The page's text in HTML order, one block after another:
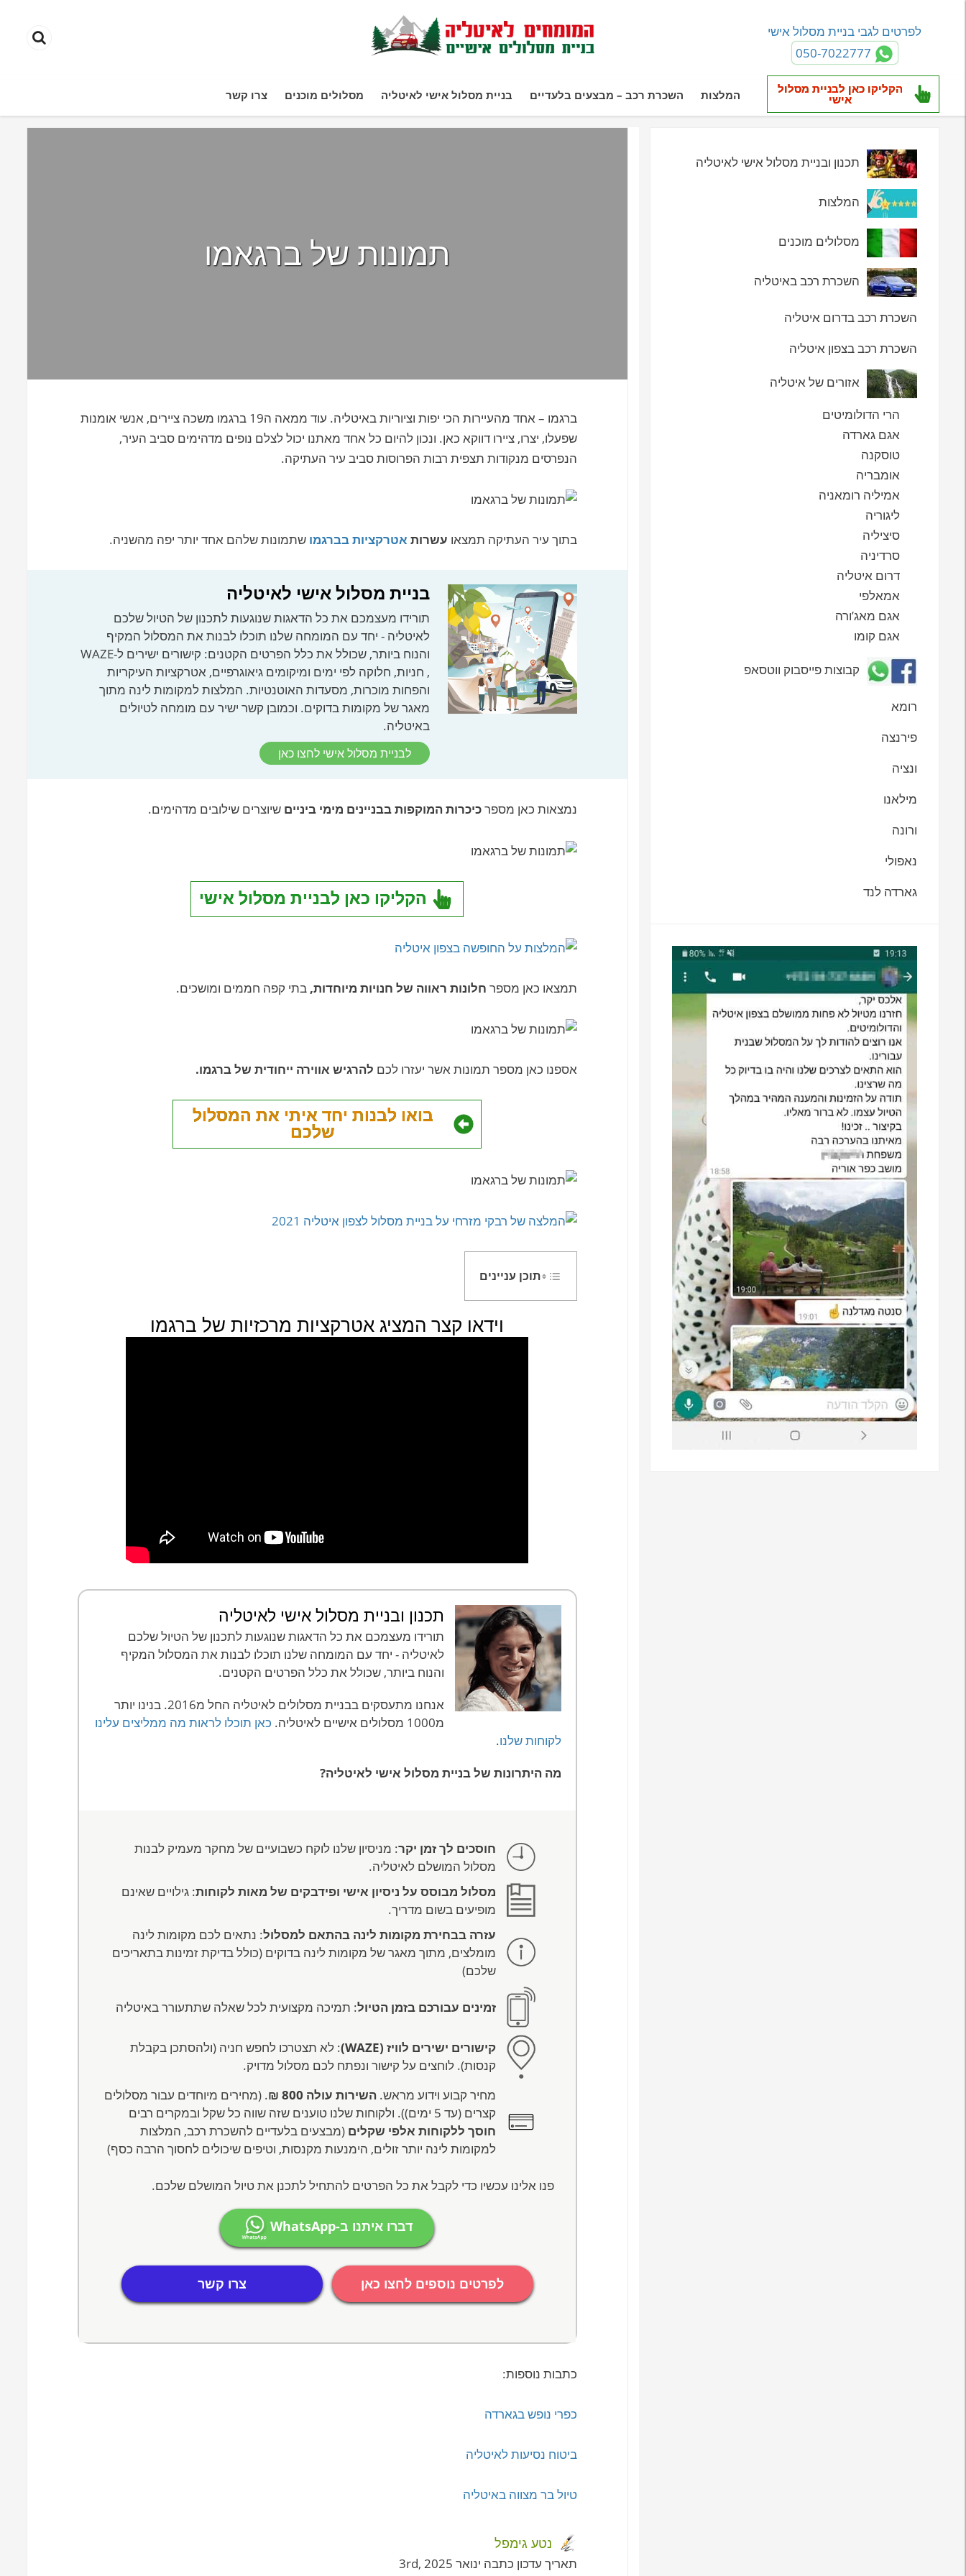
לפרטים לגבי בניית מסלול אישי
המלצות השכרת רכב – מבצעים בלעדיים בניית מסלול אישי לאיטליה מסלולים מוכנים צרו קשר
הקליקו כאן לבניית מסלול
אישי
תמונות של ברגאמו
ברגמו – אחד מהעיירות הכי יפות וציוריות באיטליה. עוד ממאה ה19 ברגמו משכה ציירים, אנשי אומנות
שפעלו, יצרו, ציירו דווקא כאן. ונכון להיום כל אחד מאתנו יכול לצלם נופים מדהימים סביב העיר,
הנפרסים מנקודות תצפית רבות הפרוסות סביב עיר העתיקה.
בתוך עיר העתיקה תמצאו עשרות אטרקציות בברגמו שתמונות שלהם אחד יותר יפה מהשניה.
בניית מסלול אישי לאיטליה
תורידו מעצמכם את כל הדאגות שנוגעות לתכנון של הטיול שלכם
לאיטליה - יחד עם המומחה שלנו תוכלו לבנות את המסלול המקיף
והנוח ביותר, שכולל את כלל הפרטים הקטנים: קישורים ישירים ל-WAZE
, חניות, חלוקה לפי ימים ומיקומים גיאוגרפיים, אטרקציות העיקריות
והפחות מוכרות, מסעדות האוטנטיות. המלצות למקומות לינה מתוך
מאגר של מקומות בדוקים. וכמובן קשר ישיר עם מומחה לטיולים
באיטליה.
לבניית מסלול אישי לחצו כאן
נמצאות כאן מספרכיכרות המוקפות בבניינים מימי ביניים שיוצרים שילובים מדהימים.
הקליקו כאן לבניית מסלול אישי
תמצאו כאן מספר חלונות ראווה של חנויות מיוחדות, בתי קפה חממים ומושכים.
אספנו כאן מספר תמונות אשר יעזרו לכם להרגיש אווירה ייחודית של ברגמו.
בואו לבנות יחד איתי את המסלול
שלכם
תוכן עניינים
וידאו קצר המציג אטרקציות מרכזיות של ברגמו
תכנון ובניית מסלול אישי לאיטליה
תורידו מעצמכם את כל הדאגות שנוגעות לתכנון של הטיול שלכם
לאיטליה - יחד עם המומחה שלנו תוכלו לבנות את המסלול המקיף
והנוח ביותר, שכולל את כלל הפרטים הקטנים.
אנחנו מתעסקים בבניית מסלולים לאיטליה החל מ2016. בנינו יותר
מ1000 מסלולים אישיים לאיטליה.
כאן תוכלו לראות מה ממליצים עלינו
לקוחות שלנו.
מה היתרונות של בניית מסלול אישי לאיטליה?
חוסכים לך זמן יקר: מניסיון שלנו לוקח כשבועיים של מחקר מעמיק לבנות
מסלול המושלם לאיטליה.
מסלול מבוסס על ניסיון אישי ופידבקים של מאות לקוחות: גילויים שאינם
מופיעים בשום מדריך.
עזרה בבחירת מקומות לינה בהתאם למסלול: נתאים לכם מקומות לינה
מומלצים, מתוך מאגר של מקומות לינה בדוקים (כולל בדיקת זמינות בתאריכים
שלכם)
זמינים עבורכם בזמן הטיול: תמיכה מקצועית לכל שאלה שתתעורר באיטליה
קישורים ישירים לוויז (WAZE)
: לא תצטרכו לחפש חניה (ולהסתכן בקבלת
קנסות). לוחצים על קישור ונפתח לכם מסלול מדויק.
מחיר קבוע וידוע מראש.השירות עולה 800 ₪
. (מחירים מיוחדים עבור מסלולים
קצרים (עד 5 ימים)). ולקוחות שלנו טוענים שזה שווה כל שקל ובמקרים רבים
חוסך ללקוחות אלפי שקלים (מבצעים בלעדיים להשכרת רכב, המלצות
למקומות לינה יותר זולים, הימנעות מקנסות, וטיפים שיכולים לחסוך הרבה כסף)
פנו אלינו עכשיו כדי לקבל את כל הפרטים להתחיל לתכנן את טיול המושלם שלכם.
דברו איתנו ב-WhatsApp
לפרטים נוספים לחצו כאן צרו קשר
כתבות נוספות:
כפרי נופש בגארדה
ביטוח נסיעות לאיטליה
טיול בר מצווה באיטליה
נטע גימפל
תאריך עדכון כתבה ינואר 3rd, 2025
תכנון ובניית מסלול אישי לאיטליה
המלצות
מסלולים מוכנים
השכרת רכב באיטליה
השכרת רכב בדרום איטליה
השכרת רכב בצפון איטליה
אזורים של איטליה
הרי הדולומיטים
אגם גארדה
טוסקנה
אומבריה
אמיליה רומאניה
ליגוריה
סיציליה
סרדיניה
דרום איטליה
אמאלפי
אגם מאג’ורה
אגם קומו
קבוצות פייסבוק ווטסאפ
רומא
פירנצה
ונציה
מילאנו
ורונה
נאפולי
גארדה לנד